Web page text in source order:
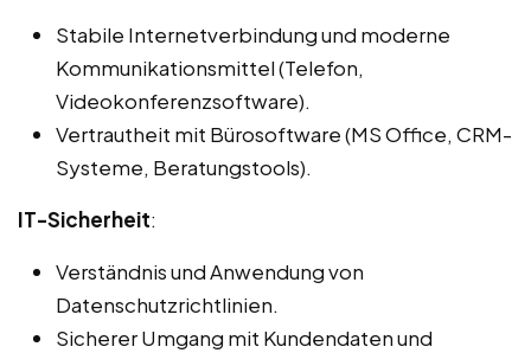
Stabile Internetverbindung und moderne
Kommunikationsmittel (Telefon,
Videokonferenzsoftware).
Vertrautheit mit Bürosoftware (MS Office, CRM-
Systeme, Beratungstools).
IT-Sicherheit:
Verständnis und Anwendung von
Datenschutzrichtlinien.
Sicherer Umgang mit Kundendaten und